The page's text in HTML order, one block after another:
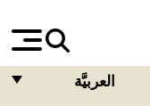
العربيَّة